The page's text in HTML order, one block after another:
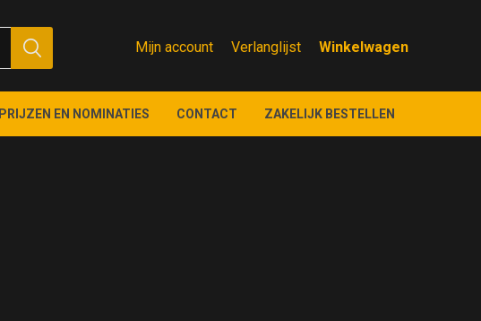
Mijn account Verlanglijst
PRIJZEN EN NOMINATIES CONTACT ZAKELIJK BESTELLEN